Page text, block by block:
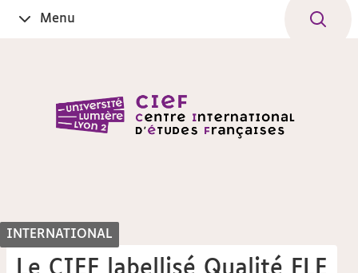
OuvrirMenu
INTERNATIONAL